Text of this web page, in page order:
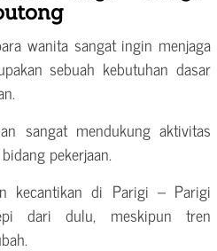
wanita sangat ingin menjaga
sebuah kebutuhan dasar
sangat mendukung aktivitas
pekerjaan.
kecantikan di Parigi – Parigi
dari dulu, meskipun tren